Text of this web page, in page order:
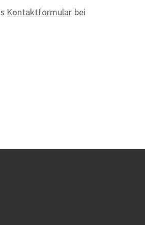
Kontaktformular bei